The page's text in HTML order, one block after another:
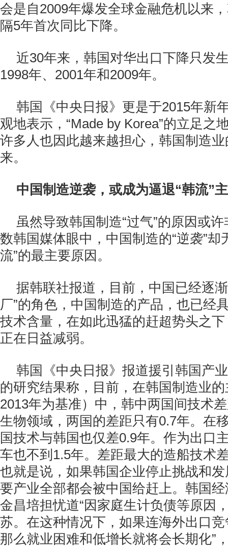
会是自2009年爆发全球金融危机以来
隔5年首次同比下降。
近30年来，韩国对华出口下降只发
1998年、2001年和2009年。
韩国《中央日报》更是于2015年新
观地表示，“Made by Korea”的立足之
许多人也因此越来越担心，韩国制造业
来。
中国制造逆袭，或成为逼退“韩流”
虽然导致韩国制造“过气”的原因或
数韩国媒体眼中，中国制造的“逆袭”却
流”的最主要原因。
据韩联社报道，目前，中国已经逐
厂”的角色，中国制造的产品，也已经
技术含量，在如此迅猛的赶超势头之
正在日益减弱。
韩国《中央日报》报道援引韩国产
的研究结果称，目前，在韩国制造业
2013年为基准）中，韩中两国间技术
生物领域，两国的差距只有0.7年。在
国技术与韩国也仅差0.9年。作为出口
车也不到1.5年。差距最大的造船技术
也就是说，如果韩国企业停止挑战和
要产业全部都会被中国给赶上。韩国
金昌培担忧道“因家庭生计负债等原因
苏。在这种情况下，如果连海外出口
那么就业困难和低增长就将会长期化”